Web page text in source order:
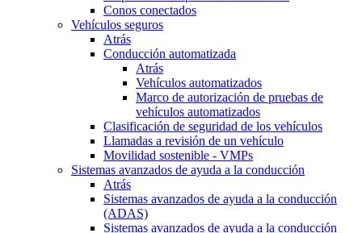
Conos conectados
Vehículos seguros
Atrás
Conducción automatizada
Atrás
Vehículos automatizados
Marco de autorización de pruebas de
vehículos automatizados
Clasificación de seguridad de los vehículos
Llamadas a revisión de un vehículo
Movilidad sostenible - VMPs
Sistemas avanzados de ayuda a la conducción
Atrás
Sistemas avanzados de ayuda a la conducción
(ADAS)
Sistemas avanzados de ayuda a la conducción